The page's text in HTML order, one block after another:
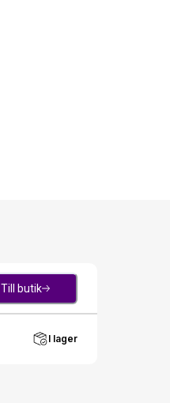
Till butik
I lager